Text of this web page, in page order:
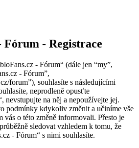
Fórum - Registrace
- Fórum“ (dále jen “my”,
- Fórum”,
forum”), souhlasíte s následujícími
neprodleně opusťte
nevstupujte na něj a nepoužívejte jej.
podmínky kdykoliv změnit a učiníme vše
vás o této změně informovali. Přesto je
sledovat vzhledem k tomu, že
- Fórum“ s nimi souhlasíte.